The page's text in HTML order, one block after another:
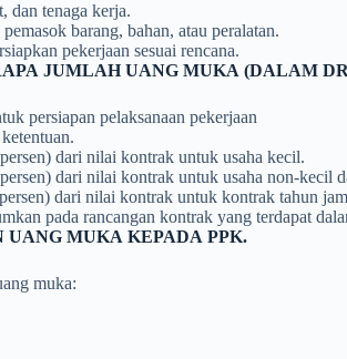
dan tenaga kerja.
barang, bahan, atau peralatan.
pekerjaan sesuai rencana.
JUMLAH UANG MUKA (DALAM
persiapan pelaksanaan pekerjaan
dari nilai kontrak untuk usaha kecil.
dari nilai kontrak untuk usaha non-kecil
dari nilai kontrak untuk kontrak tahun
pada rancangan kontrak yang terdapat
MUKA KEPADA PPK.
muka: